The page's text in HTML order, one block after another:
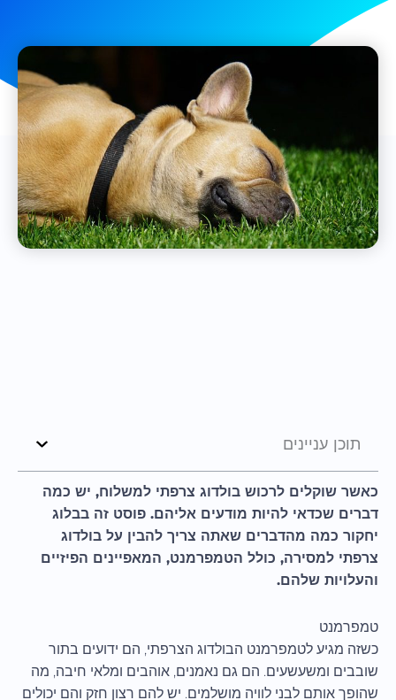
תוכן עניינים
כאשר שוקלים לרכוש בולדוג צרפתי למשלוח, יש כמה
דברים שכדאי להיות מודעים אליהם. פוסט זה בבלוג
יחקור כמה מהדברים שאתה צריך להבין על בולדוג
צרפתי למסירה, כולל הטמפרמנט, המאפיינים הפיזיים
והעלויות שלהם.
טמפרמנט
כשזה מגיע לטמפרמנט הבולדוג הצרפתי, הם ידועים בתור
שובבים ומשעשעים. הם גם נאמנים, אוהבים ומלאי חיבה, מה
שהופך אותם לבני לוויה מושלמים. יש להם רצון חזק והם יכולים